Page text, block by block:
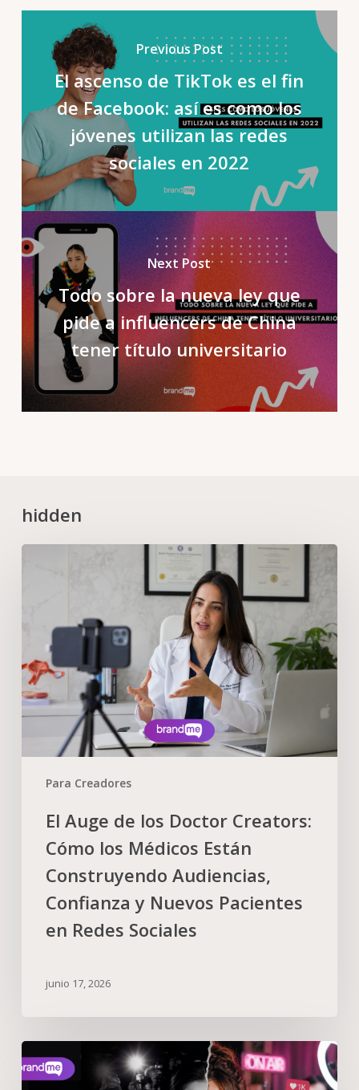
Previous Post
El ascenso de TikTok es el fin
de Facebook: así es como los
jóvenes utilizan las redes
sociales en 2022
Next Post
Todo sobre la nueva ley que
pide a influencers de China
tener título universitario
hidden
Para Creadores
El Auge de los Doctor Creators:
Cómo los Médicos Están
Construyendo Audiencias,
Confianza y Nuevos Pacientes
en Redes Sociales
junio 17, 2026